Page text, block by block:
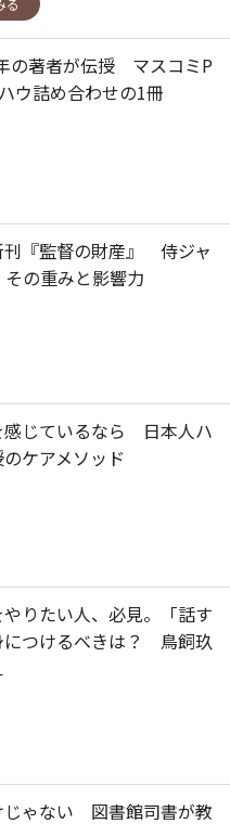
の著者が伝授 マスコミP
ウ詰め合わせの1冊
刊『監督の財産』 侍ジャ
の重みと影響力
感じているなら 日本人ハ
ケアメソッド
りたい人、必見。「話す
につけるべきは？ 鳥飼玖
じゃない 図書館司書が教